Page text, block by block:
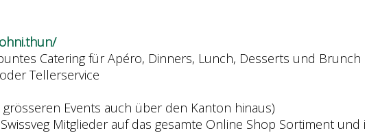
Catering für Apéro, Dinners, Lunch, Desserts und Brunch
Tellerservice
Events auch über den Kanton hinaus)
Mitglieder auf das gesamte Online Shop Sortiment